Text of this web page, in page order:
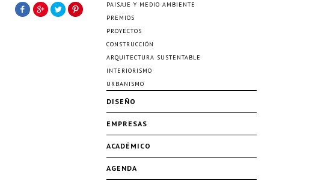
PAISAJE Y MEDIO AMBIENTE
PREMIOS
PROYECTOS
CONSTRUCCIÓN
ARQUITECTURA SUSTENTABLE
INTERIORISMO
URBANISMO
DISEÑO
EMPRESAS
ACADÉMICO
AGENDA